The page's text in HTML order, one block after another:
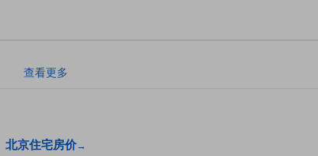
查看更多
北京住宅房价→